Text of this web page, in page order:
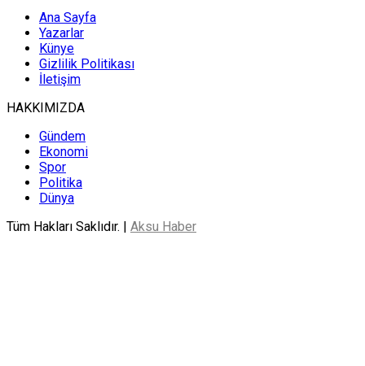
Ana Sayfa
Yazarlar
Künye
Gizlilik Politikası
İletişim
HAKKIMIZDA
Gündem
Ekonomi
Spor
Politika
Dünya
Tüm Hakları Saklıdır. | Aksu Haber